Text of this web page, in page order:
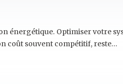
énergétique. Optimiser votre
coût souvent compétitif, reste…